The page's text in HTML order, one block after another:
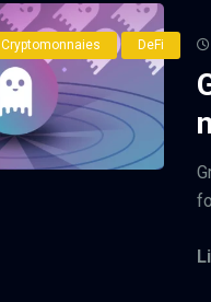
Cryptomonnaies DeFi